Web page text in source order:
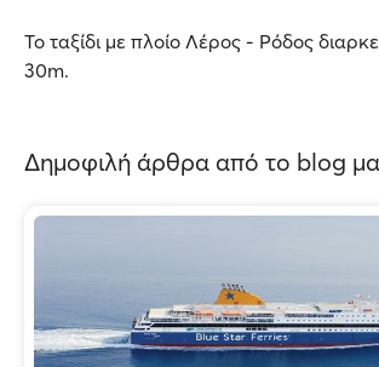
Το ταξίδι με πλοίο Λέρος - Ρόδος
30m.
Δημοφιλή άρθρα από το blog